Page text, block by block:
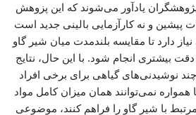
یادآور می‌شوند که این پزوهش
پیشین و نه کارآزمایی بالینی جدید است
دارد تا مقایسه بلندمدت میان شیر گاو
بیشتری انجام شود. با این حال، نتایج
نوشیدنی‌های گیاهی برای برخی افراد
همواره نمی‌توانند همان میزان کامل مواد
با شیر گاو را فراهم کنند، موضوعی